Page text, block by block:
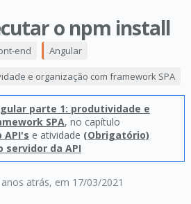
o npm install
atrás, em 17/03/2021
end Angular
e organização com framework SPA
parte 1: produtividade e
SPA, no capítulo
API's e atividade (Obrigatório)
servidor da API